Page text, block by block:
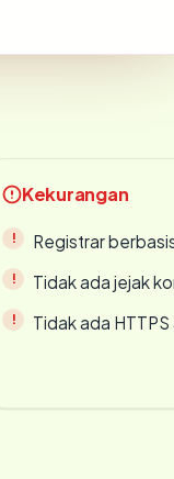
Kekurangan
Registrar
Tidak ada jejak
Tidak ada